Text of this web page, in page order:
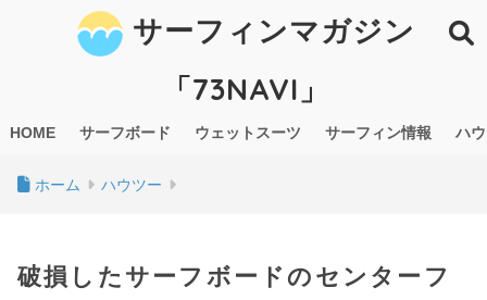
サーフィンマガジン
「73NAVI」
HOME サーフボード ウェットスーツ サーフィン情報 ハ
ホーム ハウツー
破損したサーフボードのセンターフ